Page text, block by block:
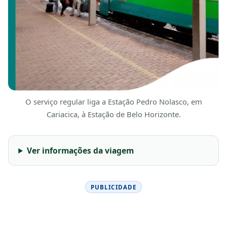
O serviço regular liga a Estação Pedro Nolasco, em
Cariacica, à Estação de Belo Horizonte.
Ver informações da viagem
PUBLICIDADE